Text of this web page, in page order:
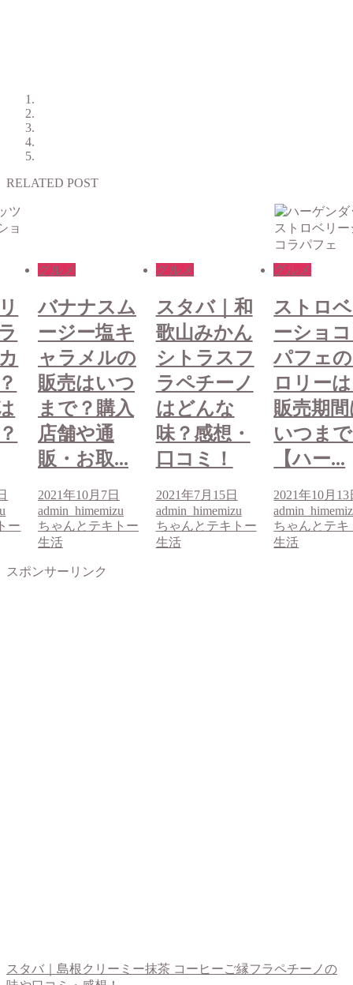
RELATED POST
ー
グルメ
スタバ｜和
歌山みかん
シトラスフ
ラペチーノ
はどんな
味？感想・
口コミ！
2021年7月15日
admin_himemizu
ちゃんとテキトー
生活
グルメ
ストロベリ
ーショコラ
パフェのカ
ロリーは？
販売期間は
いつまで？
【ハー...
2021年10月13日
admin_himemizu
ちゃんとテキトー
生活
グルメ
バナナ
ージー
ャラメ
販売は
まで？
店舗や通
販・お
2021年10月7
ちゃんとテキ
生活
スポンサーリンク
スタバ｜島根クリーミー抹茶 コーヒーご縁フラペチーノの